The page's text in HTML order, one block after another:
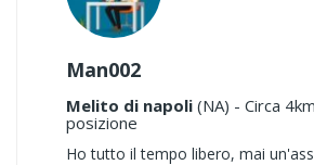
Man002
Melito di napoli (NA) - Circa
posizione
Ho tutto il tempo libero, mai